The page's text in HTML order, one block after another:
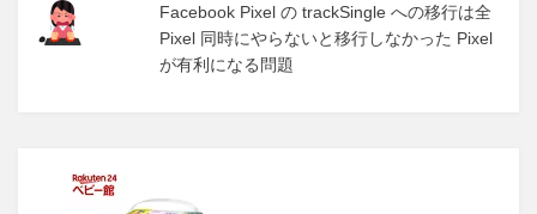
Facebook Pixel の trackSingle への移行は全
Pixel 同時にやらないと移行しなかった Pixel
が有利になる問題